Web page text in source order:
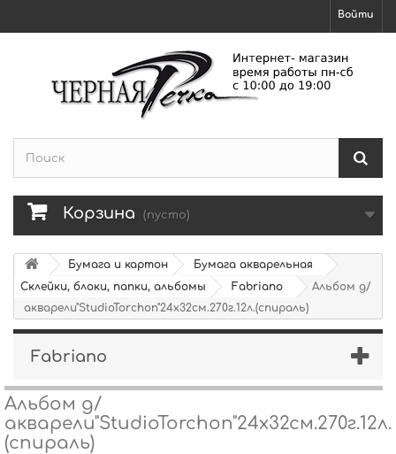
Войти
Корзина (пусто)
Бумага и картон
Бумага акварельная
Склейки, блоки, папки, альбомы
Fabriano
Альбом д/
акварели"StudioTorchon"24х32см.270г.12л.(спираль)
Fabriano
Альбом д/
акварели"StudioTorchon"24х32см.270г.12л.
(спираль)